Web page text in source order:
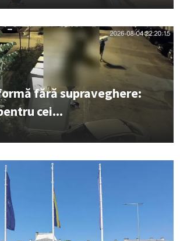
fără supraveghere:
cei...